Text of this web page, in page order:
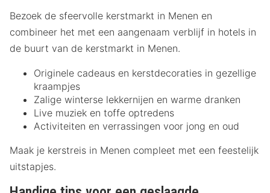
Bezoek de sfeervolle kerstmarkt in Menen en
combineer het met een aangenaam verblijf in hotels in
de buurt van de kerstmarkt in Menen.
Originele cadeaus en kerstdecoraties in gezellige
kraampjes
Zalige winterse lekkernijen en warme dranken
Live muziek en toffe optredens
Activiteiten en verrassingen voor jong en oud
Maak je kerstreis in Menen compleet met een feestelijk
uitstapjes.